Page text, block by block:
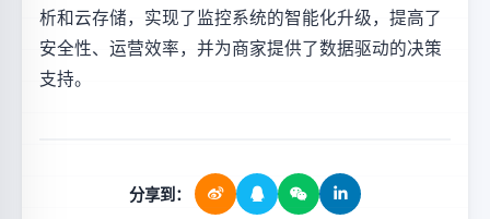
析和云存储，实现了监控系统的智能化升级，提高了
安全性、运营效率，并为商家提供了数据驱动的决策
支持。
分享到：